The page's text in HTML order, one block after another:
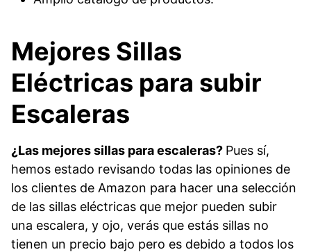
Mejores Sillas
Eléctricas para subir
Escaleras
¿Las mejores sillas para escaleras? Pues sí,
hemos estado revisando todas las opiniones de
los clientes de Amazon para hacer una selección
de las sillas eléctricas que mejor pueden subir
una escalera, y ojo, verás que estás sillas no
tienen un precio bajo pero es debido a todos los